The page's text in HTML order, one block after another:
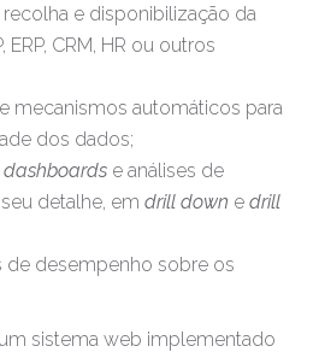
e disponibilização da
CRM, HR ou outros
mecanismos automáticos para
dos dados;
dashboards e análises de
detalhe, em drill down e drill
de desempenho sobre os
sistema web implementado